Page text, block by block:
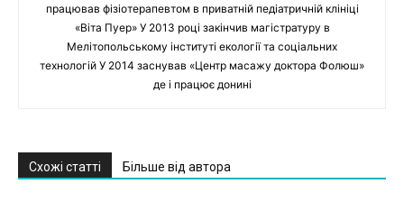
працював фізіотерапевтом в приватній педіатричній клініці
«Віта Пуер» У 2013 році закінчив магістратуру в
Мелітопольському інституті екології та соціальних
технологій У 2014 заснував «Центр масажу доктора Фолюш»
де і працює донині
Схожі статті Більше від автора